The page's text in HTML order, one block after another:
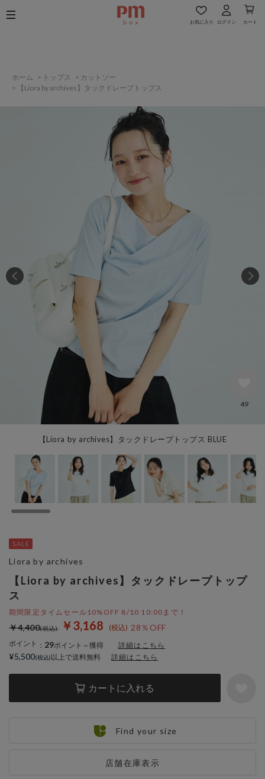
お気に入り ログイン カート
ホーム > トップス > カットソー
>
【Liora by archives】タックドレープトップス
【Liora by archives】タックドレープトップス BLUE
49
【Liora by archives】タックドレープトップ
ス
期間限定タイムセール10%OFF 8/10 10:00まで！
￥3,168 28％OFF
￥4,400
ポイント ： 29ポイント～獲得 詳細はこちら
カートに入れる
店舗在庫表示
Liora by archives
¥5,500 以上で送料無料 詳細はこちら
Find your size